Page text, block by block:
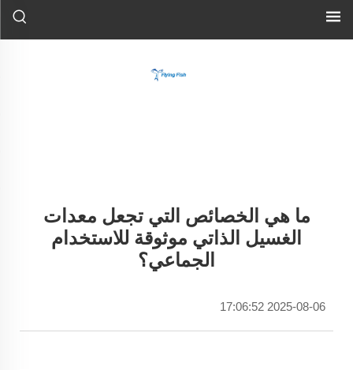
ما هي الخصائص التي تجعل معدات
الغسيل الذاتي موثوقة للاستخدام
الجماعي؟
2025-08-06 17:06:52